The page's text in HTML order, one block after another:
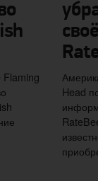
Flaming
Head